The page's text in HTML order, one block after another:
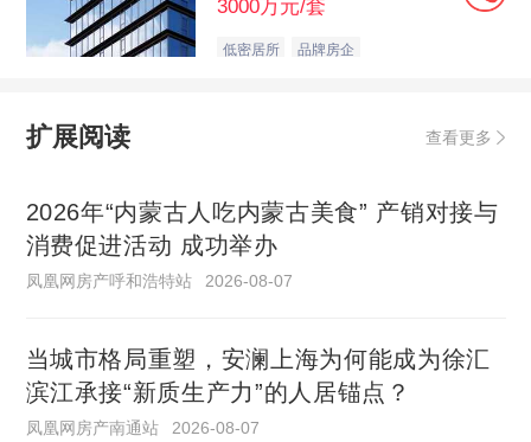
3000万元/套
低密居所 品牌房企
扩展阅读 查看更多
2026年“内蒙古人吃内蒙古美食” 产销对接与
消费促进活动 成功举办
凤凰网房产呼和浩特站 2026-08-07
当城市格局重塑，安澜上海为何能成为徐汇
滨江承接“新质生产力”的人居锚点？
凤凰网房产南通站 2026-08-07